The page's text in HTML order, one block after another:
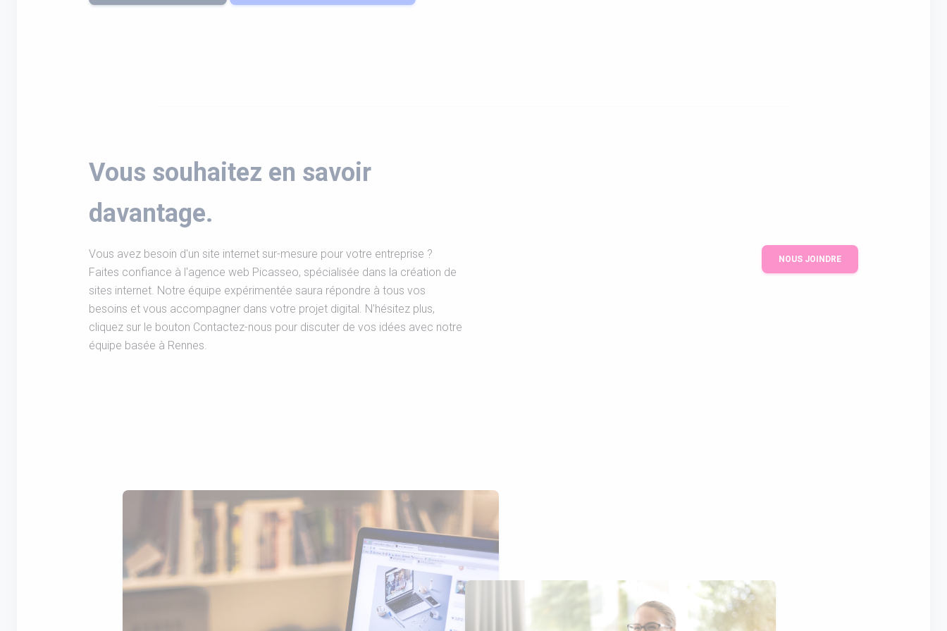
Vous souhaitez en savoir
davantage.
Vous avez besoin d'un site internet sur-mesure pour votre entreprise ?
Faites confiance à l'agence web Picasseo, spécialisée dans la création de
sites internet. Notre équipe expérimentée saura répondre à tous vos
besoins et vous accompagner dans votre projet digital. N'hésitez plus,
cliquez sur le bouton Contactez-nous pour discuter de vos idées avec notre
équipe basée à Rennes.
NOUS JOINDRE